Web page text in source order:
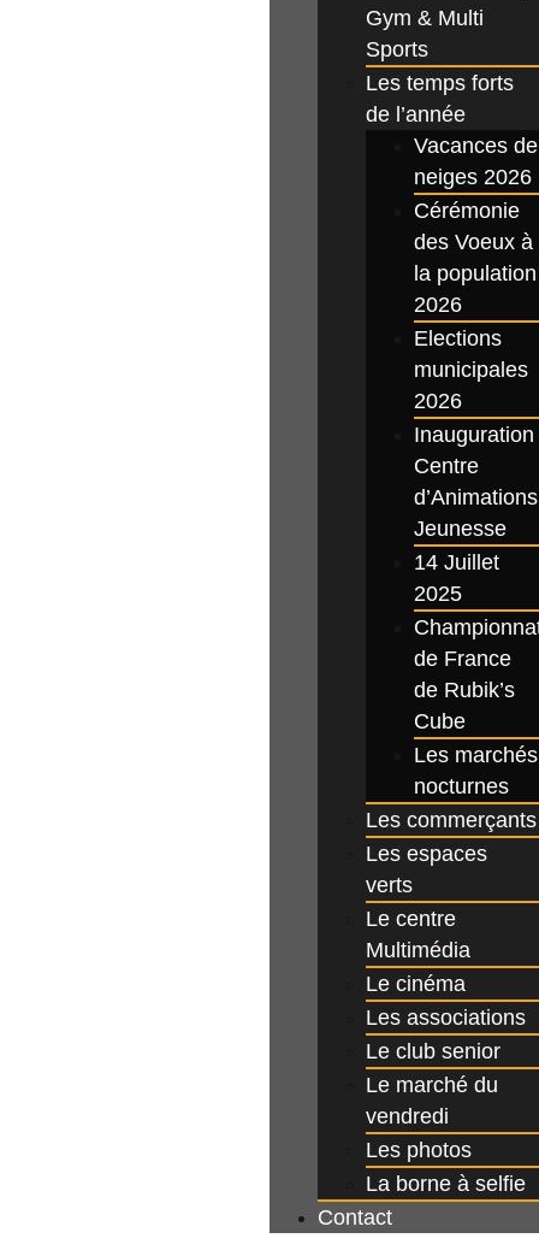
Gym & Multi
Sports
Les temps forts
de l’année
Vacances de
neiges 2026
Cérémonie
des Voeux à
la population
2026
Elections
municipales
2026
Inauguration
Centre
d’Animations
Jeunesse
14 Juillet
2025
de France
de Rubik’s
Cube
Les marchés
nocturnes
Les commerçants
Les espaces
verts
Le centre
Multimédia
Le cinéma
Les associations
Le club senior
Le marché du
vendredi
Les photos
La borne à selfie
Contact